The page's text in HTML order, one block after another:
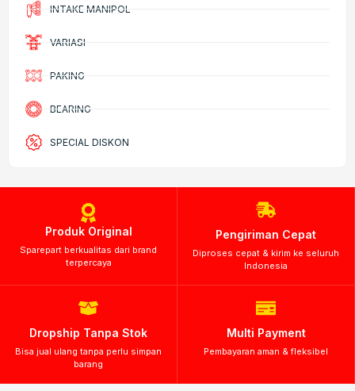
INTAKE MANIPOL
VARIASI
PAKING
BEARING
SPECIAL DISKON
Produk Original
Sparepart berkualitas dari brand
terpercaya
Pengiriman Cepat
Diproses cepat & kirim ke seluruh
Indonesia
Dropship Tanpa Stok
Bisa jual ulang tanpa perlu simpan
barang
Multi Payment
Pembayaran aman & fleksibel